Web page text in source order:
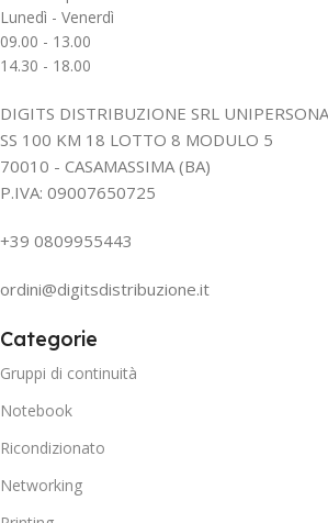
Lunedì - Venerdì
09.00 - 13.00
14.30 - 18.00
DIGITS DISTRIBUZIONE SRL
SS 100 KM 18 LOTTO 8 MODULO 5
70010 - CASAMASSIMA (BA)
P.IVA: 09007650725
+39 0809955443
ordini@digitsdistribuzione.it
Categorie
Gruppi di continuità
Notebook
Ricondizionato
Networking